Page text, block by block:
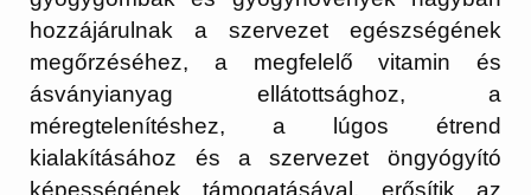
hozzájárulnak a szervezet egészségének
megőrzéséhez, a megfelelő vitamin és
ásványianyag ellátottsághoz, a
méregtelenítéshez, a lúgos étrend
kialakításához és a szervezet öngyógyító